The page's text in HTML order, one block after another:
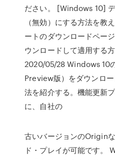
ださい。 [Windows 10]
（無効）にする方法を教
ートのダウンロードペー
ウンロードして適用する
2020/05/28 Windows 10
Preview版）をダウンロ
法を紹介する。機能更新
に、自社の
古いバージョンのOrigin
ド・プレイが可能です。